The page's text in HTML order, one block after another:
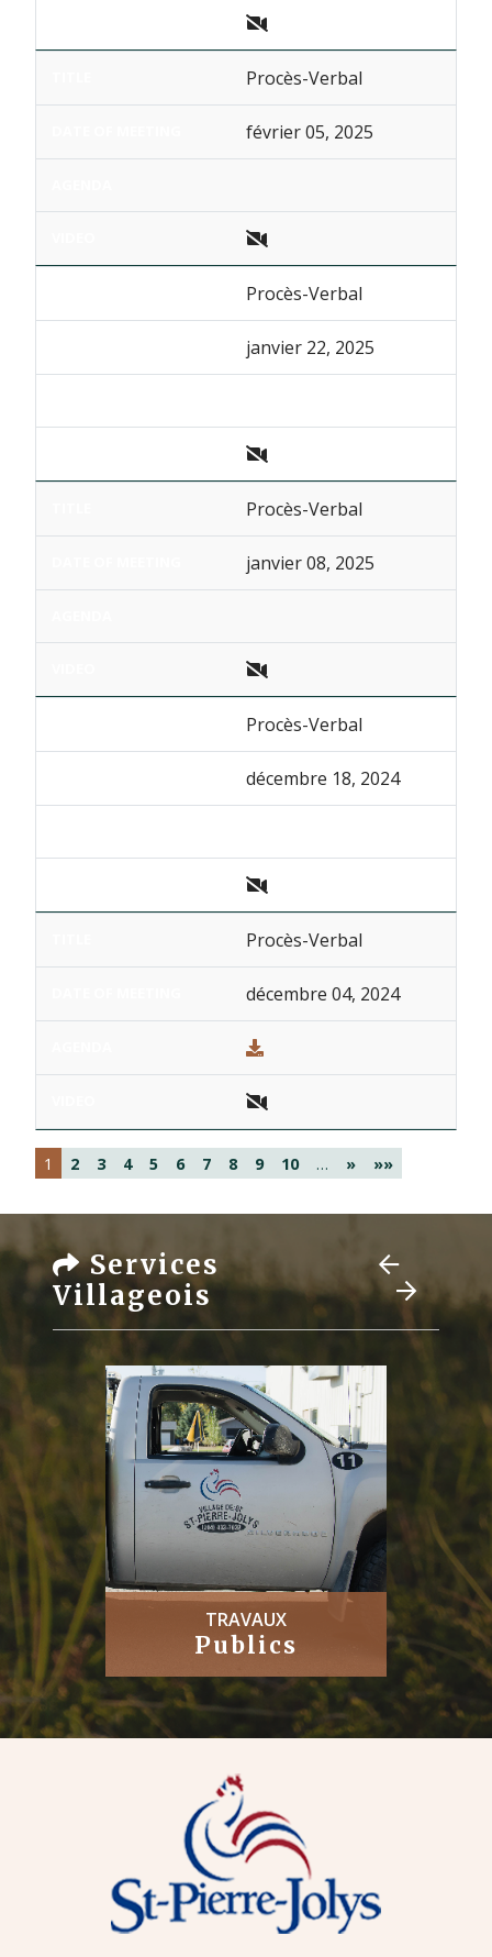
Procès-Verbal
février 05, 2025
Procès-Verbal
janvier 22, 2025
Procès-Verbal
janvier 08, 2025
Procès-Verbal
décembre 18, 2024
Procès-Verbal
décembre 04, 2024
1 2 3 4 5 6 7 8 9 10 … » »»
Services
Villageois
TRAVAUX
Publics